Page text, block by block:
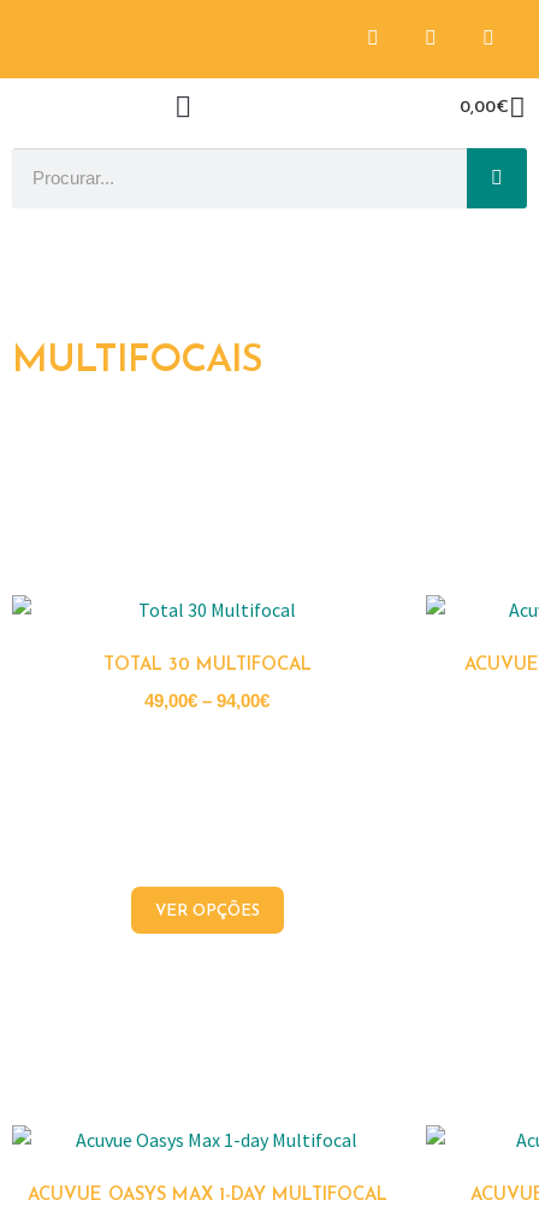
0,00€
MULTIFOCAIS
TOTAL 30 MULTIFOCAL
49,00€ – 94,00€
VER OPÇÕES
ACUVUE OASYS MAX 1-DAY MULTIFOCAL